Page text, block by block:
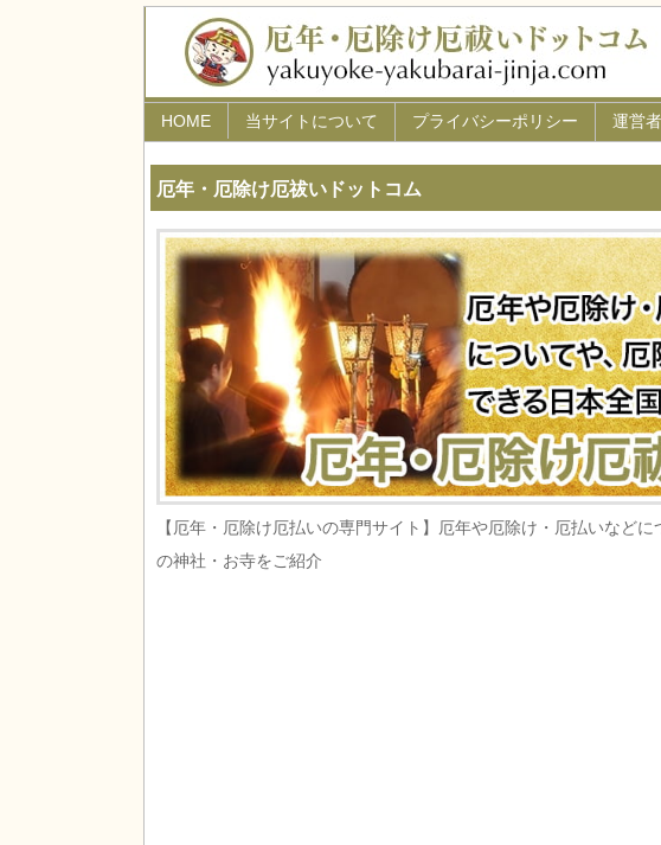
厄年・厄除け厄祓いドットコム
【厄年・厄除け厄払いの専門サイト】厄年や厄除け・厄払いなど
の神社・お寺をご紹介
HOME 当サイトについて プライバシーポリシー 運営者